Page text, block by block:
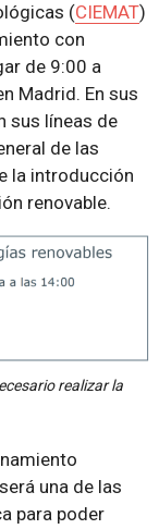
(CIEMAT)
con
de 9:00 a
Madrid. En sus
sus líneas de
de las
la introducción
renovable.
realizar la
una de las
para poder